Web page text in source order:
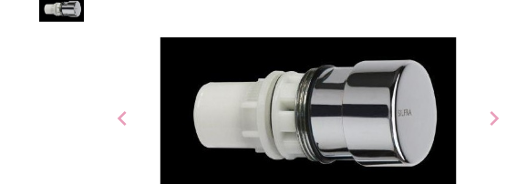
chevron_left chevron_right